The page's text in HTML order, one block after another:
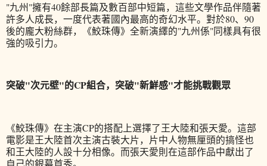
"九州"擁有40餘部長篇及數百部中短篇，這些文學作品伴隨著
許多人成長，一度代表著國內最高的奇幻水平。對於80、90
後的龐大粉絲群，《鮫珠傳》全新演繹的"九州係"同樣具有很
強的吸引力。
突破"次元壁"的CP組合，突破"新鮮感"才能挑戰觀眾
《鮫珠傳》在主演CP的搭配上選擇了王大陸和張天愛。這部
電影是王大陸首次主演古裝大片，片中人物無厘頭的搞怪也
和王大陸的人設十分相像。而張天愛則在這部作品中獻出了
自己的銀幕首秀。